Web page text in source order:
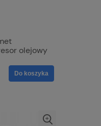
olejowy
Do koszyka